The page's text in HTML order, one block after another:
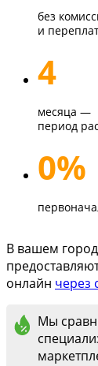
без
и
4
месяца —
период
0%
В вашем
онлайн через
Мы